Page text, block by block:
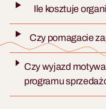
Ile kosztuje
Czy pomagacie
Czy wyjazd
programu